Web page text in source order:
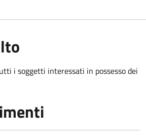
i soggetti interessati in possesso dei